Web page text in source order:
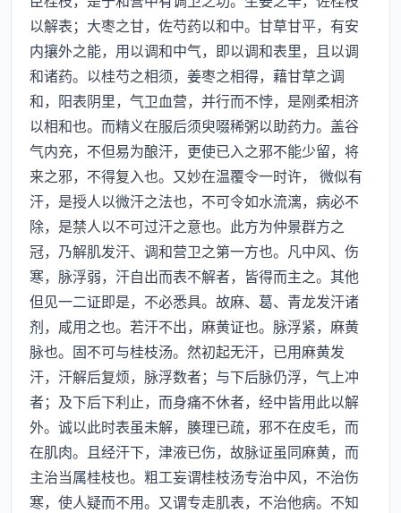
以解表；大枣之甘，佐芍药以和中。甘草甘平，有安
内攘外之能，用以调和中气，即以调和表里，且以调
和诸药。以桂芍之相须，姜枣之相得，藉甘草之调
和，阳表阴里，气卫血营，并行而不悖，是刚柔相济
以相和也。而精义在服后须臾啜稀粥以助药力。盖谷
气内充，不但易为酿汗，更使已入之邪不能少留，将
来之邪，不得复入也。又妙在温覆令一时许， 微似有
汗，是授人以微汗之法也，不可令如水流漓，病必不
除，是禁人以不可过汗之意也。此方为仲景群方之
冠，乃解肌发汗、调和营卫之第一方也。凡中风、伤
寒，脉浮弱，汗自出而表不解者，皆得而主之。其他
但见一二证即是，不必悉具。故麻、葛、青龙发汗诸
剂，咸用之也。若汗不出，麻黄证也。脉浮紧，麻黄
脉也。固不可与桂枝汤。然初起无汗，已用麻黄发
汗，汗解后复烦，脉浮数者；与下后脉仍浮，气上冲
者；及下后下利止，而身痛不休者，经中皆用此以解
外。诚以此时表虽未解，腠理已疏，邪不在皮毛，而
在肌肉。且经汗下，津液已伤，故脉证虽同麻黄，而
主治当属桂枝也。粗工妄谓桂枝汤专治中风，不治伤
寒，使人疑而不用。又谓专走肌表，不治他病。不知